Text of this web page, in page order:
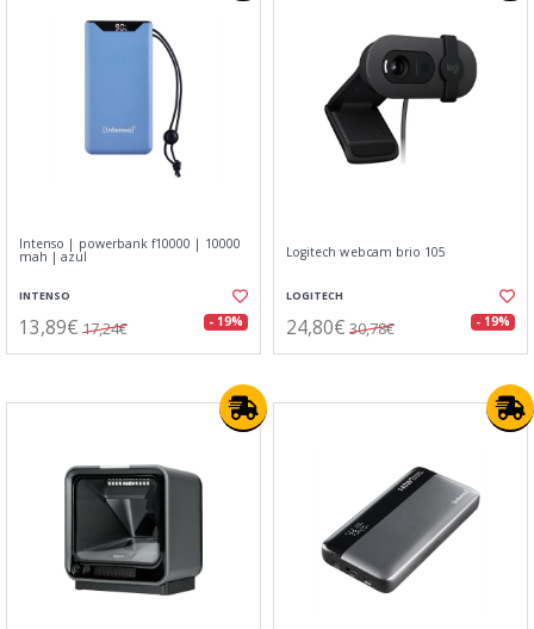
Intenso | powerbank f10000 | 10000
mah | azul
INTENSO
13,89€ 17,24€ - 19%
Logitech webcam brio 105
LOGITECH
24,80€ 30,78€ - 19%